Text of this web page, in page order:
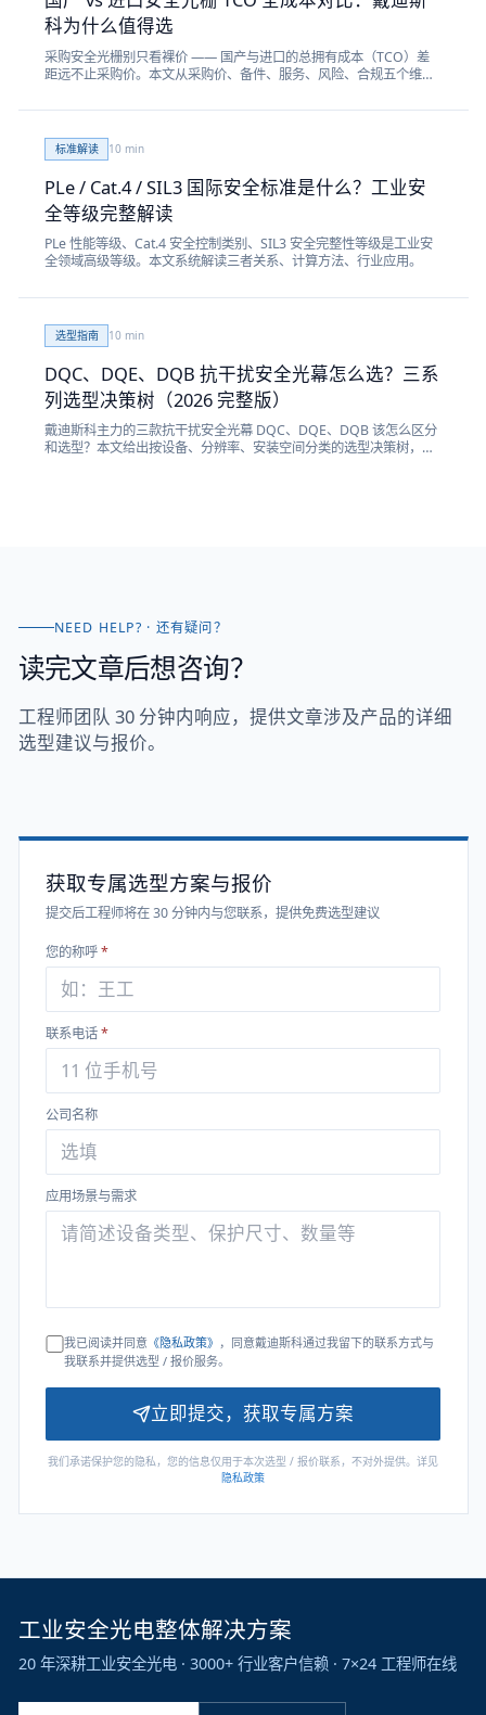
科为什么值得选
采购安全光栅别只看裸价 —— 国产与进口的总拥有成本（TCO）差
距远不止采购价。本文从采购价、备件、服务、风险、合规五个维度
标准解读 10 min
PLe / Cat.4 / SIL3 国际安全标准是什么？工业安
全等级完整解读
PLe 性能等级、Cat.4 安全控制类别、SIL3 安全完整性等级是工业安
全领域高级等级。本文系统解读三者关系、计算方法、行业应用。
选型指南 10 min
DQC、DQE、DQB 抗干扰安全光幕怎么选？三系
列选型决策树（2026 完整版）
戴迪斯科主力的三款抗干扰安全光幕 DQC、DQE、DQB 该怎么区分
和选型？本文给出按设备、分辨率、安装空间分类的选型决策树，附
NEED HELP? · 还有疑问？
读完文章后想咨询？
工程师团队 30 分钟内响应，提供文章涉及产品的详细
选型建议与报价。
获取专属选型方案与报价
提交后工程师将在 30 分钟内与您联系，提供免费选型建议
您的称呼*
联系电话*
公司名称
应用场景与需求
我已阅读并同意《隐私政策》 ，同意戴迪斯科通过我留下的联系方式与
我联系并提供选型 / 报价服务。
立即提交，获取专属方案
我们承诺保护您的隐私，您的信息仅用于本次选型 / 报价联系，不对外提供。详见
隐私政策
工业安全光电整体解决方案
20 年深耕工业安全光电 · 3000+ 行业客户信赖 · 7×24 工程师在线